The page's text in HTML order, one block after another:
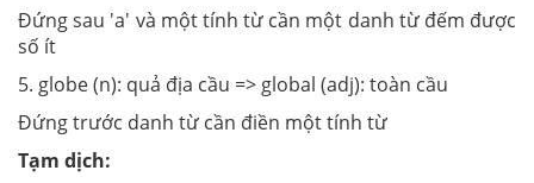
Đứng sau 'a' và một tính từ cần một danh từ đếm được
số ít
5. globe (n): quả địa cầu => global (adj): toàn cầu
Đứng trước danh từ cần điền một tính từ
Tạm dịch: